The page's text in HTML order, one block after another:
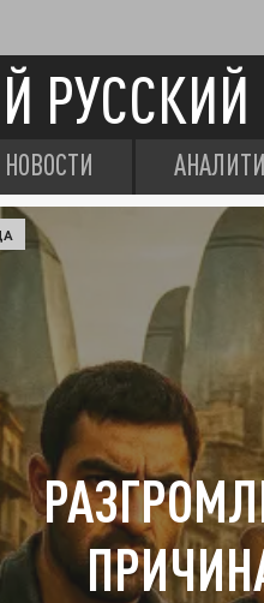
РУССКИЙ
НОВОСТИ